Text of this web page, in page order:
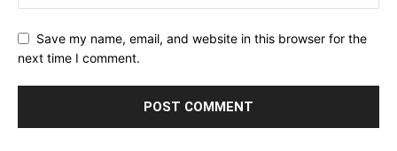
Save my name, email, and website in this browser for the
next time I comment.